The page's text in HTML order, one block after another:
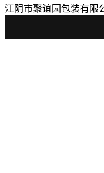
江阴市聚谊园包装